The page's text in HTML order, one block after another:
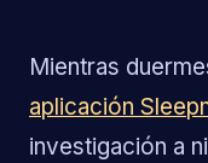
Mientras
aplicación
investigación a